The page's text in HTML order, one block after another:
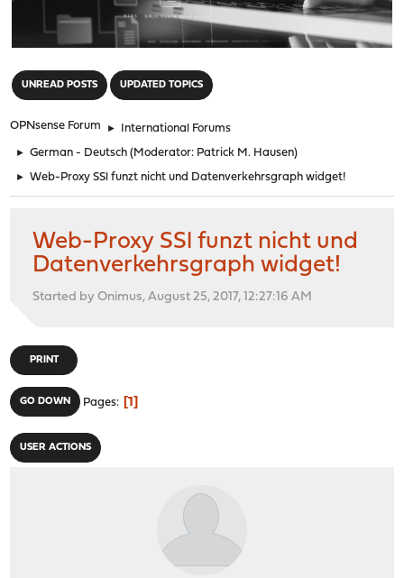
UNREAD POSTS UPDATED TOPICS
OPNsense Forum ► International Forums
► German - Deutsch (Moderator: Patrick M. Hausen)
► Web-Proxy SSl funzt nicht und Datenverkehrsgraph widget!
Web-Proxy SSl funzt nicht und
Datenverkehrsgraph widget!
Started by Onimus, August 25, 2017, 12:27:16 AM
PRINT
GO DOWN Pages 1
USER ACTIONS